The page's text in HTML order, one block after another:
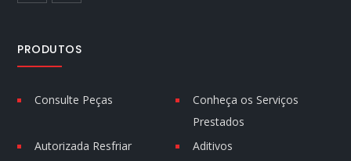
PRODUTOS
Consulte Peças
Conheça os Serviços
Prestados
Autorizada Resfriar
Aditivos